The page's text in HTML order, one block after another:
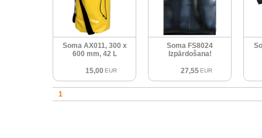
Soma AX011, 300 x
600 mm, 42 L
15,00 EUR
Soma FS8024
Izpārdošana!
27,55 EUR
1